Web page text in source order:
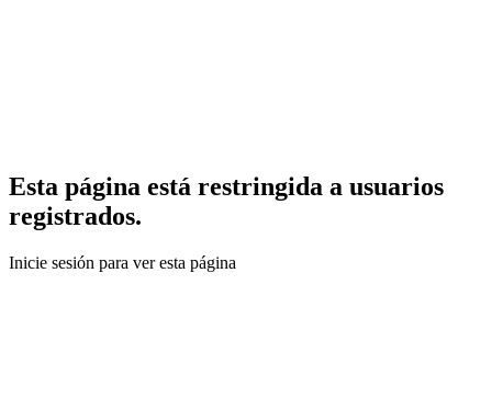
Esta página está restringida a usuarios
registrados.
Inicie sesión para ver esta página